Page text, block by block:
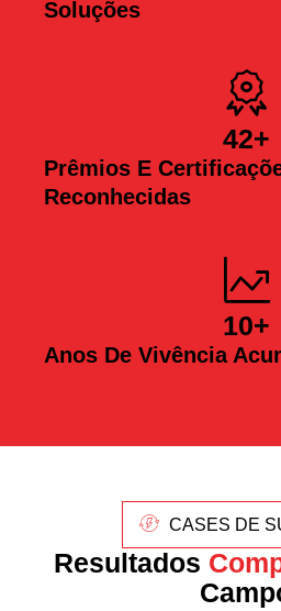
Soluções
Prêmios E
Reconhecidas
42+
Anos De Vivência
10+
CASES DE
Resultados